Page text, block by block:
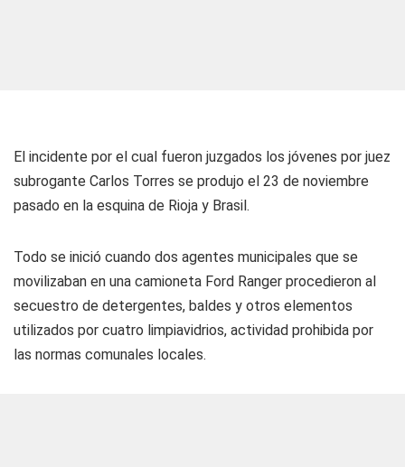
El incidente por el cual fueron juzgados los jóvenes por juez
subrogante Carlos Torres se produjo el 23 de noviembre
pasado en la esquina de Rioja y Brasil.
Todo se inició cuando dos agentes municipales que se
movilizaban en una camioneta Ford Ranger procedieron al
secuestro de detergentes, baldes y otros elementos
utilizados por cuatro limpiavidrios, actividad prohibida por
las normas comunales locales.